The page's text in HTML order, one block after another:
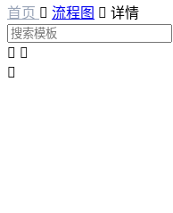
首页  流程图  详情
 
